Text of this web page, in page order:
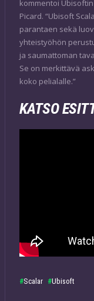
kommentoi
Picard. “Ubisoft
parantaen sekä
yhteistyöhön
ja saumattoman
Se on merkittävä
koko pelialalle.”
KATSO
Scalar Ubisoft